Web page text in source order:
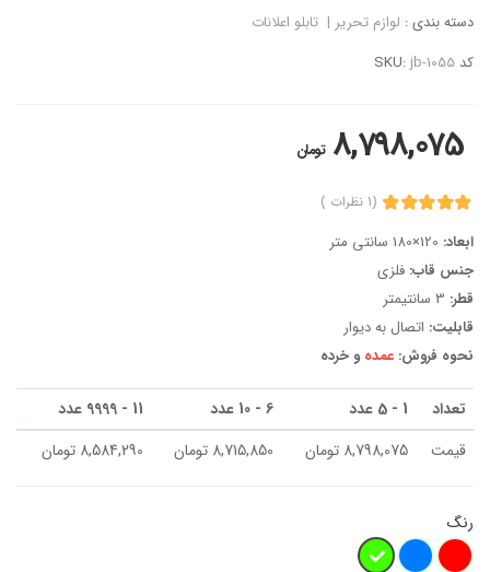
دسته بندی : لوازم تحریر | تابلو اعلانات
کد SKU: jb-1055
8,798,075 تومان
(1 نظرات )
ابعاد:
جنس قاب: فلزی
قطر: 3 سانتیمتر
قابلیت: اتصال به دیوار
نحوه فروش: عمدهو خرده
تعداد 1 - 5 عدد 6 - 10 عدد
11 - 9999 عدد
قیمت
8,798,075 تومان 8,715,850 تومان 8,584,290 تومان
رنگ